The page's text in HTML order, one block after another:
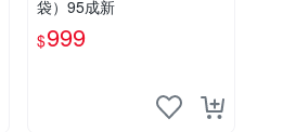
袋）95成新
$999